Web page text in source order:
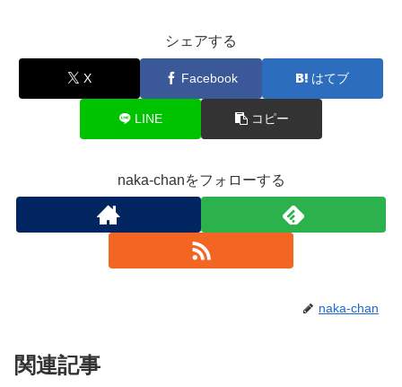
シェアする
X Facebook はてブ
LINE コピー
naka-chanをフォローする
naka-chan
関連記事